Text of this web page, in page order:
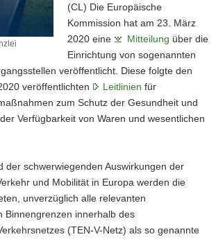
(CL) Die Europäische
Kommission hat am 23. März
2020 eine
Mitteilung über die
Einrichtung von sogenannten
veröffentlicht. Diese folgte den
veröffentlichten
Leitlinien für
zum Schutz der Gesundheit und
Verfügbarkeit von Waren und wesentlichen
der schwerwiegenden Auswirkungen der
und Mobilität in Europa werden die
unverzüglich alle relevanten
Binnengrenzen innerhalb des
(TEN-V-Netz) als so genannte